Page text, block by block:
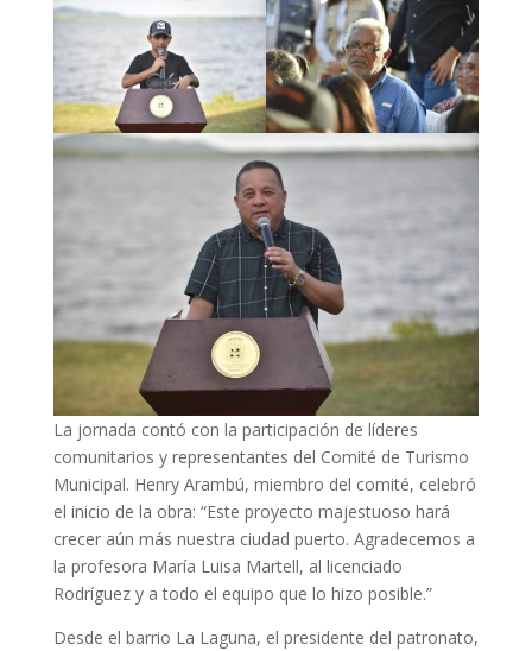
La jornada contó con la participación de líderes
comunitarios y representantes del Comité de Turismo
Municipal. Henry Arambú, miembro del comité, celebró
el inicio de la obra: “Este proyecto majestuoso hará
crecer aún más nuestra ciudad puerto. Agradecemos a
la profesora María Luisa Martell, al licenciado
Rodríguez y a todo el equipo que lo hizo posible.”
Desde el barrio La Laguna, el presidente del patronato,